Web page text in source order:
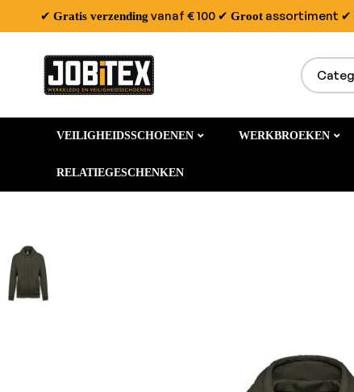
✔ Gratis verzending vanaf € 100 ✔ Groot assortiment ✔
VEILIGHEIDSSCHOENEN WERKBROEKEN
RELATIEGESCHENKEN